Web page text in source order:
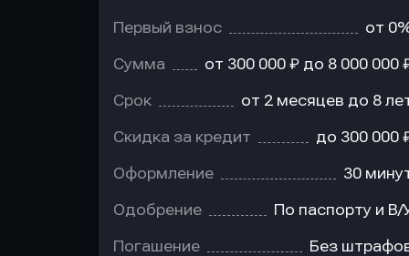
Первый взнос от
Сумма от 300 000 ₽ до 8 000 000
Срок от 2 месяцев до 8
Скидка за кредит до 300 000
Оформление 30
Одобрение По паспорту и В/
Погашение Без